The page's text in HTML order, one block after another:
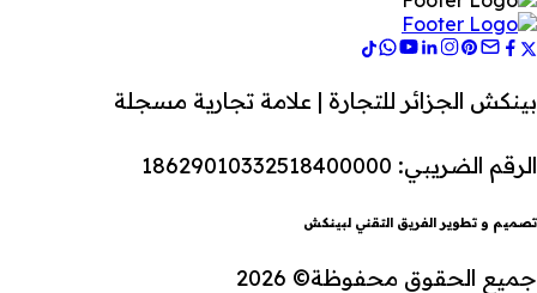
بينكش الجزائر للتجارة | علامة تجارية مسجلة
الرقم الضريبي: 18629010332518400000
تصميم و تطوير الفريق التقني لبينكش
جميع الحقوق محفوظة© 2026